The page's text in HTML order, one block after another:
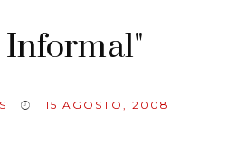
Informal"
15 AGOSTO, 2008